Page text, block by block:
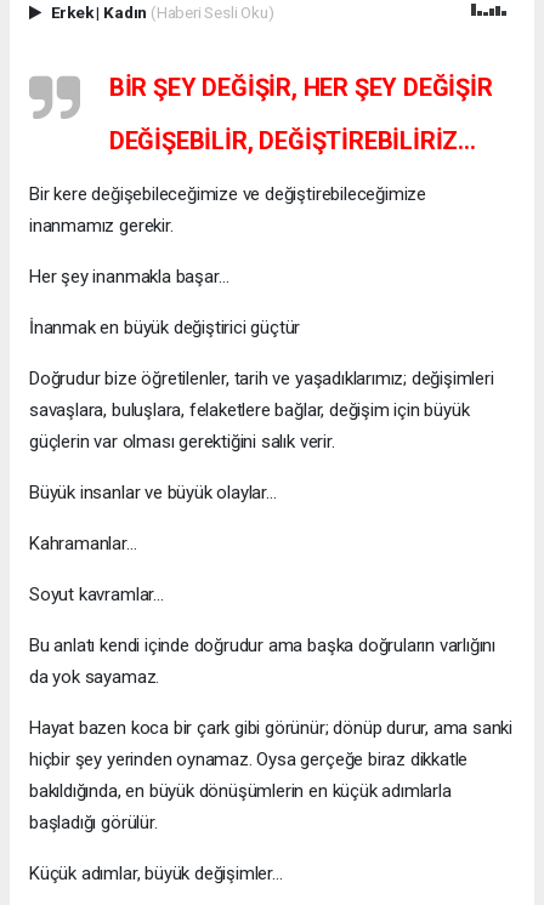
Erkek| Kadın (Haberi Sesli Oku)
BİR ŞEY DEĞİŞİR, HER ŞEY DEĞİŞİR
DEĞİŞEBİLİR, DEĞİŞTİREBİLİRİZ…
Bir kere değişebileceğimize ve değiştirebileceğimize
inanmamız gerekir.
Her şey inanmakla başar…
İnanmak en büyük değiştirici güçtür
Doğrudur bize öğretilenler, tarih ve yaşadıklarımız; değişimleri
savaşlara, buluşlara, felaketlere bağlar, değişim için büyük
güçlerin var olması gerektiğini salık verir.
Büyük insanlar ve büyük olaylar…
Kahramanlar…
Soyut kavramlar…
Bu anlatı kendi içinde doğrudur ama başka doğruların varlığını
da yok sayamaz.
Hayat bazen koca bir çark gibi görünür; dönüp durur, ama sanki
hiçbir şey yerinden oynamaz. Oysa gerçeğe biraz dikkatle
bakıldığında, en büyük dönüşümlerin en küçük adımlarla
başladığı görülür.
Küçük adımlar, büyük değişimler…